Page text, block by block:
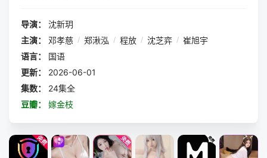
导演：
沈新玥
主演：
邓孝慈 / 郑湫泓 / 程放 / 沈芝弈 / 崔旭宇
语言：
国语
更新：
2026-06-01
集数：
24集全
豆瓣：
嫁金枝